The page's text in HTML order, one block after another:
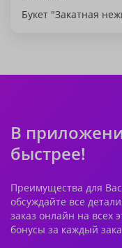
Букет "Закатная
В
быстрее!
Преимущества для
обсуждайте все
заказ онлайн на всех
бонусы за каждый